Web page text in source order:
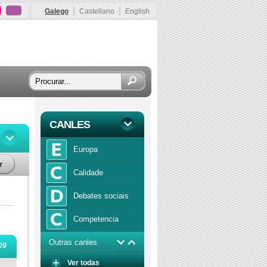
Galego Castellano English
CANLES
Europa
Calidade
Debates sociais
Competencia
Economía
Outras canles
Ver todas